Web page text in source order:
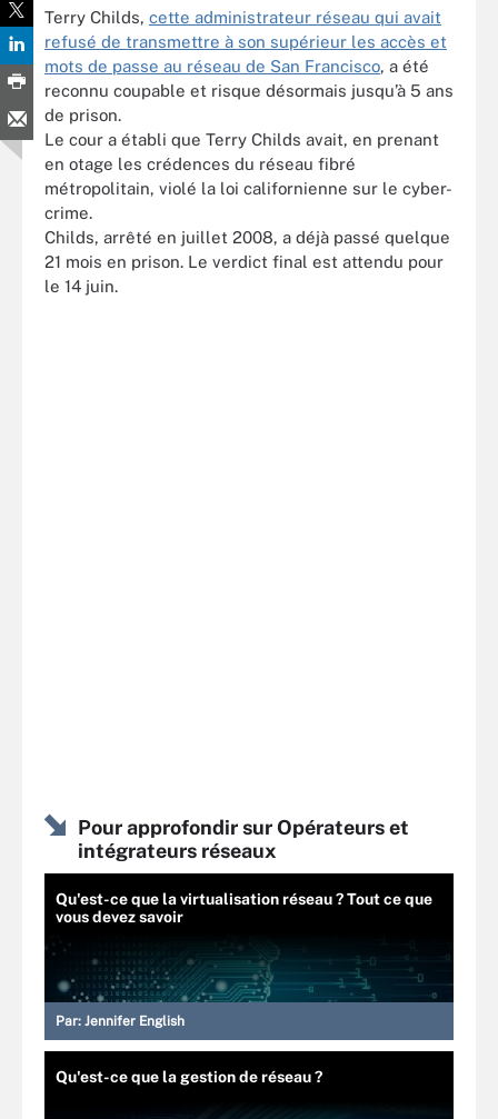
Terry Childs, cette administrateur réseau qui avait
refusé de transmettre à son supérieur les accès et
mots de passe au réseau de San Francisco, a été
reconnu coupable et risque désormais jusqu’à 5 ans
de prison.
Le cour a établi que Terry Childs avait, en prenant
en otage les crédences du réseau fibré
métropolitain, violé la loi californienne sur le cyber-
crime.
Childs, arrêté en juillet 2008, a déjà passé quelque
21 mois en prison. Le verdict final est attendu pour
le 14 juin.
Pour approfondir sur Opérateurs et
intégrateurs réseaux
Qu'est-ce que la virtualisation réseau ? Tout ce que
vous devez savoir
Par: Jennifer English
Qu'est-ce que la gestion de réseau ?